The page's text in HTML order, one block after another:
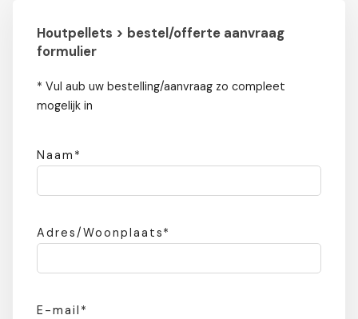
Houtpellets > bestel/offerte aanvraag
formulier
* Vul aub uw bestelling/aanvraag zo compleet
mogelijk in
Naam*
Adres/Woonplaats*
E-mail*